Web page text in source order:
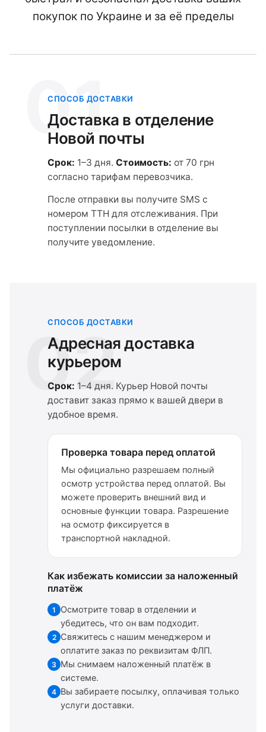
покупок по Украине и за её пределы
01
СПОСОБ ДОСТАВКИ
Доставка в отделение
Новой почты
Срок: 1–3 дня. Стоимость: от 70 грн
согласно тарифам перевозчика.
После отправки вы получите SMS с
номером ТТН для отслеживания. При
поступлении посылки в отделение вы
получите уведомление.
02
СПОСОБ ДОСТАВКИ
Адресная доставка
курьером
Срок: 1–4 дня. Курьер Новой почты
доставит заказ прямо к вашей двери в
удобное время.
Проверка товара перед оплатой
Мы официально разрешаем полный
осмотр устройства перед оплатой. Вы
можете проверить внешний вид и
основные функции товара. Разрешение
на осмотр фиксируется в
транспортной накладной.
Как избежать комиссии за наложенный
платёж
1
Осмотрите товар в отделении и
убедитесь, что он вам подходит.
2 Свяжитесь с нашим менеджером и
оплатите заказ по реквизитам ФЛП.
3 Мы снимаем наложенный платёж в
системе.
4 Вы забираете посылку, оплачивая только
услуги доставки.